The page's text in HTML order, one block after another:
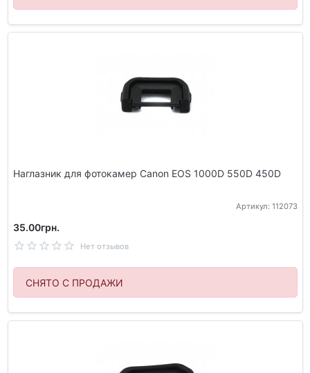
Наглазник для фотокамер Canon EOS 1000D 550D 450D
Артикул: 112073
35.00грн.
Нет отзывов
СНЯТО С ПРОДАЖИ